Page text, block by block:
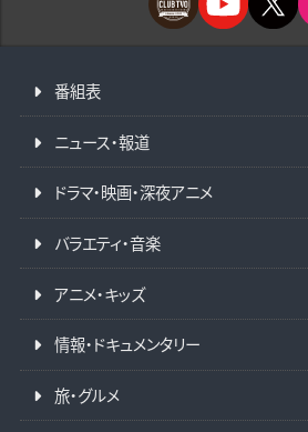
番組表
ニュース・報道
ドラマ・映画・深夜アニメ
バラエティ・音楽
アニメ・キッズ
情報・ドキュメンタリー
旅・グルメ